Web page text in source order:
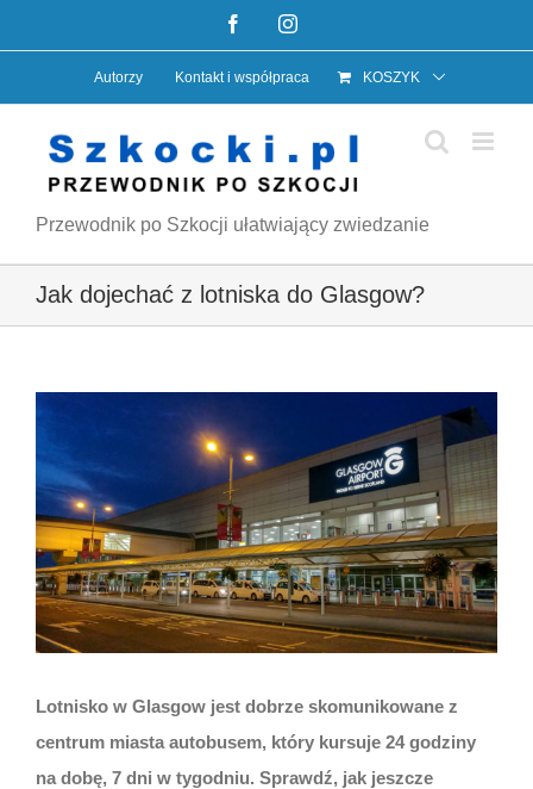
do
FacebookInstagram
Autorzy Kontakt i współpraca KOSZYK
Przewodnik po Szkocji ułatwiający zwiedzanie
Jak dojechać z lotniska do Glasgow?
Pokaż
większy
obrazek
Lotnisko w Glasgow jest dobrze skomunikowane z
centrum miasta autobusem, który kursuje 24 godziny
na dobę, 7 dni w tygodniu. Sprawdź, jak jeszcze